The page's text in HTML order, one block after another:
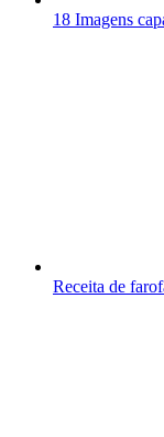
18 Imagens
Receita de